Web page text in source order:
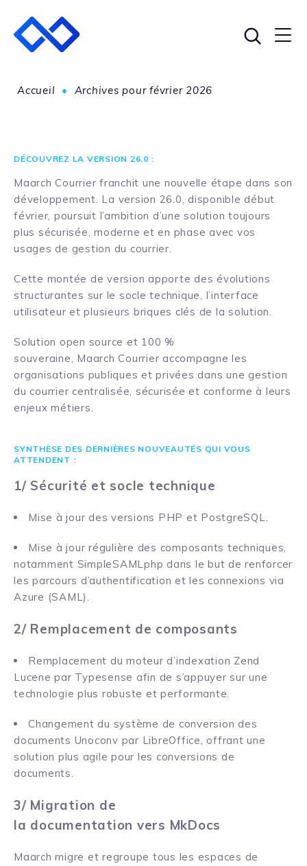
Accueil • Archives pour février 2026
DÉCOUVREZ LA VERSION 26.0 :
Maarch Courrier franchit une nouvelle étape dans son
développement. La version 26.0, disponible début
février, poursuit l’ambition d’une solution toujours
plus sécurisée, moderne et en phase avec vos
usages de gestion du courrier.
Cette montée de version apporte des évolutions
structurantes sur le socle technique, l’interface
utilisateur et plusieurs briques clés de la solution.
Solution open source et 100 %
souveraine, Maarch Courrier accompagne les
organisations publiques et privées dans une gestion
du courrier centralisée, sécurisée et conforme à leurs
enjeux métiers.
SYNTHÈSE DES DERNIÈRES NOUVEAUTÉS QUI VOUS
ATTENDENT :
1/ Sécurité et socle technique
Mise à jour des versions PHP et PostgreSQL.
Mise à jour régulière des composants techniques,
notamment SimpleSAMLphp dans le but de renforcer
les parcours d’authentification et les connexions via
Azure (SAML).
2/ Remplacement de composants
Remplacement du moteur d’indexation Zend
Lucene par Typesense afin de s’appuyer sur une
technologie plus robuste et performante.
Changement du système de conversion des
documents Unoconv par LibreOffice, offrant une
solution plus agile pour les conversions de
documents.
3/ Migration de
la documentation vers MkDocs
Maarch migre et regroupe tous les espaces de